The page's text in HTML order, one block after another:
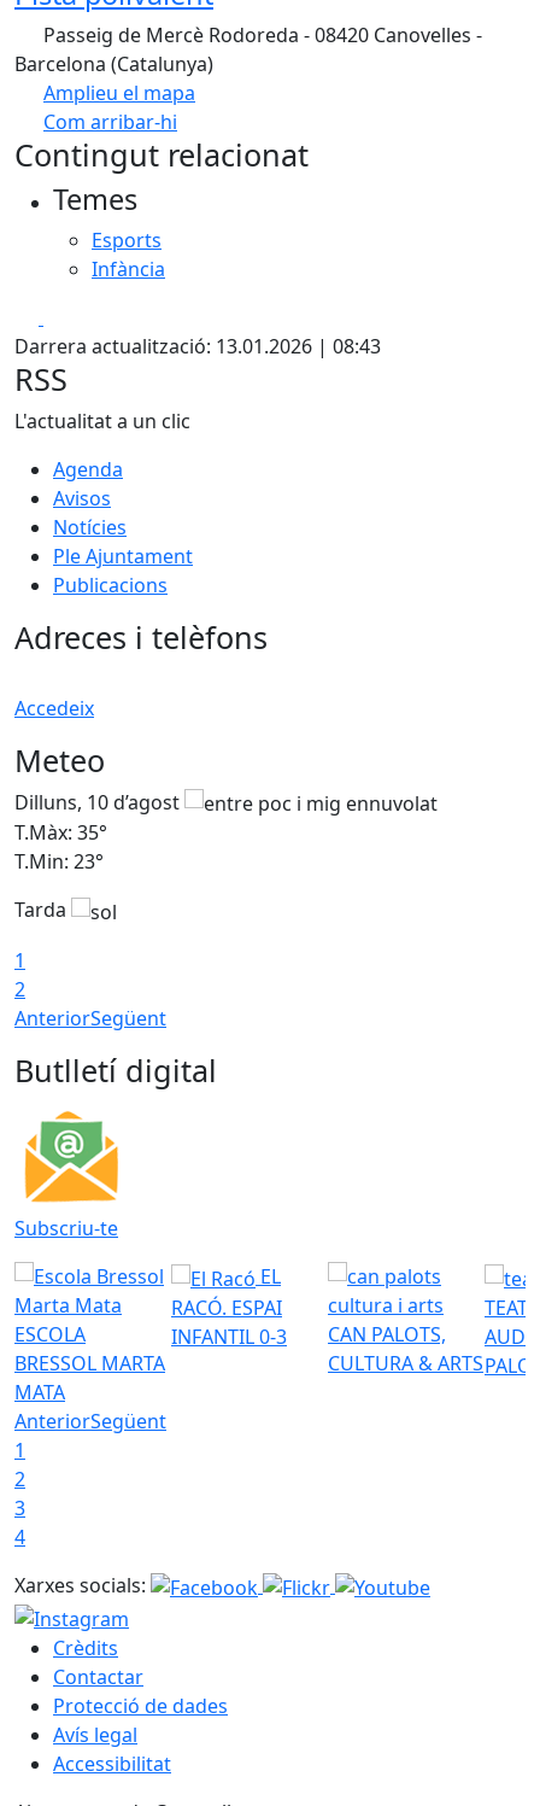
Passeig de Mercè Rodoreda - 08420 Canovelles -
Barcelona (Catalunya)
Amplieu el mapa
Com arribar-hi
+
Contingut relacionat
Temes
Esports
Infància
Darrera actualització: 13.01.2026 | 08:43
RSS
L'actualitat a un clic
Agenda
Avisos
Notícies
Ple Ajuntament
Publicacions
Adreces i telèfons
Accedeix
Meteo
Dilluns, 10 d’agost
T.Màx: 35°
T.Min: 23°
Tarda
1
2
AnteriorSegüent
Butlletí digital
Subscriu-te
ESCOLA
BRESSOL MARTA
MATA
EL
RACÓ. ESPAI
INFANTIL 0-3
CAN PALOTS,
CULTURA & ARTS
AnteriorSegüent
1
2
3
4
Xarxes socials:
Crèdits
Contactar
Protecció de dades
Avís legal
Accessibilitat